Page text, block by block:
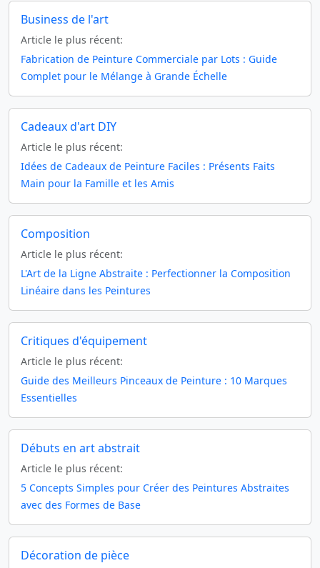
Business de l'art
Article le plus récent:
Fabrication de Peinture Commerciale par Lots : Guide
Complet pour le Mélange à Grande Échelle
Cadeaux d'art DIY
Article le plus récent:
Idées de Cadeaux de Peinture Faciles : Présents Faits
Main pour la Famille et les Amis
Composition
Article le plus récent:
L'Art de la Ligne Abstraite : Perfectionner la Composition
Linéaire dans les Peintures
Critiques d'équipement
Article le plus récent:
Guide des Meilleurs Pinceaux de Peinture : 10 Marques
Essentielles
Débuts en art abstrait
Article le plus récent:
5 Concepts Simples pour Créer des Peintures Abstraites
avec des Formes de Base
Décoration de pièce